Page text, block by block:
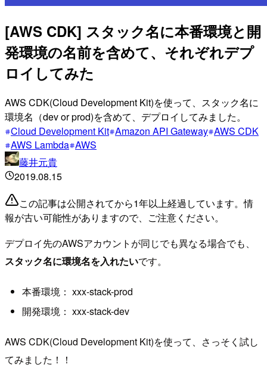
[AWS CDK] スタック名に本番環境と開
発環境の名前を含めて、それぞれデプ
ロイしてみた
AWS CDK(Cloud Development Kit)を使って、スタック名に
環境名（dev or prod)を含めて、デプロイしてみました。
Cloud Development Kit Amazon API Gateway AWS CDK
AWS Lambda AWS
藤井元貴
2019.08.15
この記事は公開されてから1年以上経過しています。情
報が古い可能性がありますので、ご注意ください。
デプロイ先のAWSアカウントが同じでも異なる場合でも、
スタック名に環境名を入れたいです。
本番環境： xxx-stack-prod
開発環境： xxx-stack-dev
AWS CDK(Cloud Development Kit)を使って、さっそく試し
てみました！！